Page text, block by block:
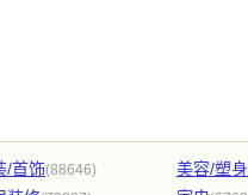
/首饰(88646)
美容/塑身